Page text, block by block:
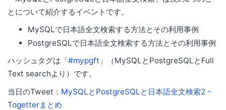
とについて紹介するイベントです。
MySQLで日本語全文検索する方法とその利用事例
PostgreSQLで日本語全文検索する方法とその利用事例
ハッシュタグは「#mypgft 」（MySQLとPostgreSQLとFull
Text searchより）です。
当日のTweet： MySQLとPostgreSQLと日本語全文検索2 -
Togetterまとめ